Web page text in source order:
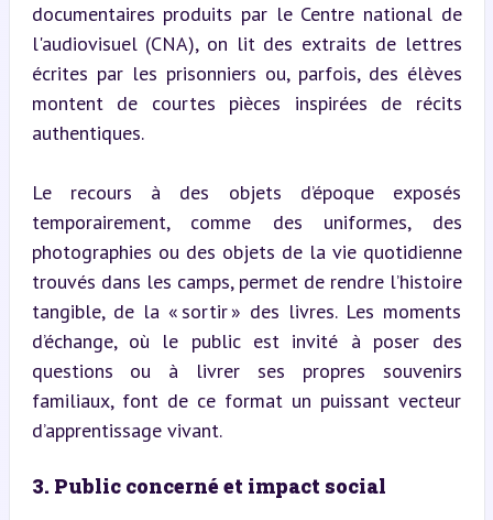
documentaires produits par le Centre national de
l'audiovisuel (CNA), on lit des extraits de lettres
écrites par les prisonniers ou, parfois, des élèves
montent de courtes pièces inspirées de récits
authentiques.
Le recours à des objets d’époque exposés
temporairement, comme des uniformes, des
photographies ou des objets de la vie quotidienne
trouvés dans les camps, permet de rendre l’histoire
tangible, de la « sortir » des livres. Les moments
d’échange, où le public est invité à poser des
questions ou à livrer ses propres souvenirs
familiaux, font de ce format un puissant vecteur
d’apprentissage vivant.
3. Public concerné et impact social